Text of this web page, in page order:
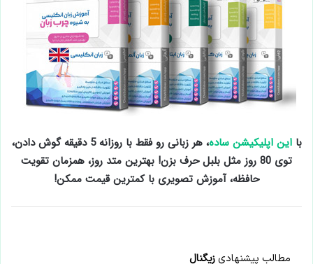
بااین اپلیکیشن ساده
، هر زبانی رو فقط با روزانه 5 دقیقه گوش دادن،
توی 80 روز مثل بلبل حرف بزن! بهترین متد روز، همزمان تقویت
حافظه، آموزش تصویری با کمترین قیمت ممکن!